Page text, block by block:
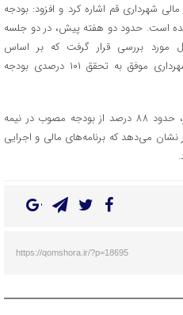
شهرداری قم اشاره کرد و افزود: بودجه
همت تعیین شده است. حدود دو هفته پیش، در دو جلسه
مورد بررسی قرار گرفت که بر اساس
گزارش‌های ارائه‌شده، از حیث درآمد، شهرداری موفق به تحقق ۱۰۱ درصدی بودجه
وی ادامه داد: از نظر میزان هزینه‌کرد نیز، حدود ۸۸ درصد از بودجه مصوب در نیمه
می‌دهد که برنامه‌های مالی و اجرایی
https://qomshora.ir/?p=18695